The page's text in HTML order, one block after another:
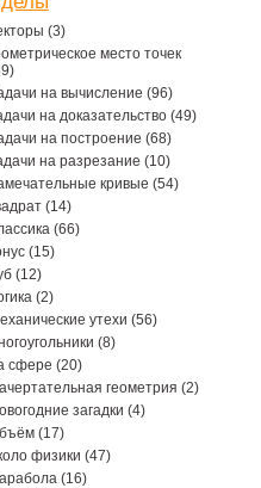
(3)
место точек
на вычисление (96)
на доказательство (49)
на построение (68)
на разрезание (10)
кривые (54)
(14)
(66)
(15)
(12)
(2)
утехи (56)
(8)
сфере (20)
геометрия (2)
загадки (4)
(17)
физики (47)
(16)